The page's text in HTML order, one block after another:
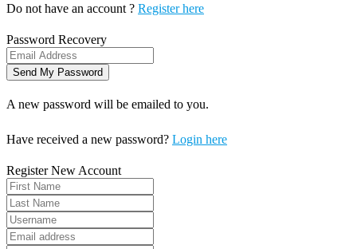
Do not have an account ? Register here
Password Recovery
A new password will be emailed to you.
Have received a new password? Login here
Register New Account